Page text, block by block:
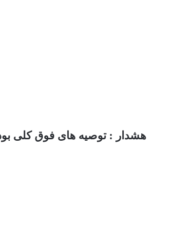
هشدار : توصیه های فوق کلی